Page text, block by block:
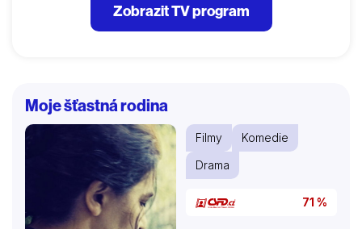
Zobrazit TV program
Moje šťastná rodina
Filmy
Komedie
Drama
71 %